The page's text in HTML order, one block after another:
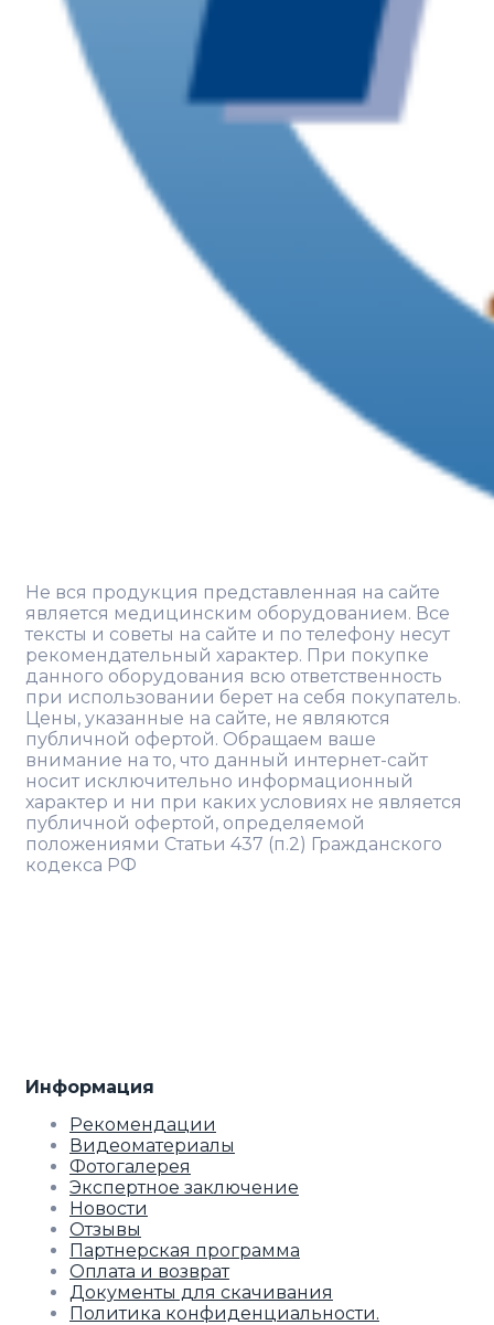
Не вся продукция представленная на сайте
является медицинским оборудованием. Все
тексты и советы на сайте и по телефону несут
рекомендательный характер. При покупке
данного оборудования всю ответственность
при использовании берет на себя покупатель.
Цены, указанные на сайте, не являются
публичной офертой. Обращаем ваше
внимание на то, что данный интернет-сайт
носит исключительно информационный
характер и ни при каких условиях не является
публичной офертой, определяемой
положениями Статьи 437 (п.2) Гражданского
кодекса РФ
Информация
Рекомендации
Видеоматериалы
Фотогалерея
Экспертное заключение
Новости
Отзывы
Партнерская программа
Оплата и возврат
Документы для скачивания
Политика конфиденциальности.